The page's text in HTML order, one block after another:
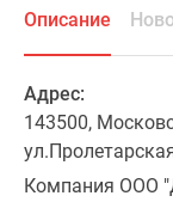
Описание
Адрес:
143500,
Компания ООО